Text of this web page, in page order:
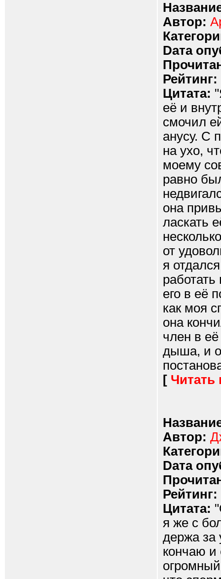
Автор:
Dата
Рейтинг:
Цитата:
её и
смочил
анусу. С
на ухо,
моему
равно
она
ласкать
от
я
его в её
как моя
она
член в
дыша, и
[ Читать
Автор:
Dата
Рейтинг:
Цитата:
я же с
держа за
кончаю и